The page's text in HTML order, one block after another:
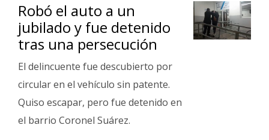
Robó el auto a un
jubilado y fue detenido
tras una persecución
El delincuente fue descubierto por
circular en el vehículo sin patente.
Quiso escapar, pero fue detenido en
el barrio Coronel Suárez.